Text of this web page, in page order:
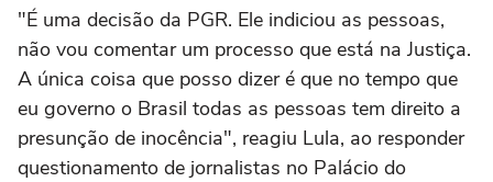
"É uma decisão da PGR. Ele indiciou as pessoas,
não vou comentar um processo que está na Justiça.
A única coisa que posso dizer é que no tempo que
eu governo o Brasil todas as pessoas tem direito a
presunção de inocência", reagiu Lula, ao responder
questionamento de jornalistas no Palácio do